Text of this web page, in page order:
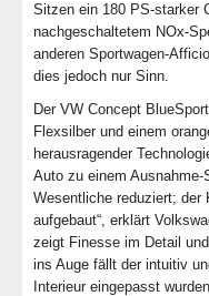
Sitzen ein 180 PS-starker
nachgeschaltetem NOx-
anderen Sportwagen-
dies jedoch nur Sinn.
Der VW Concept
Flexsilber und einem
herausragender
Auto zu einem
Wesentliche reduziert; der
aufgebaut“, erklärt
zeigt Finesse im Detail
ins Auge fällt der intuitiv
Interieur eingepasst